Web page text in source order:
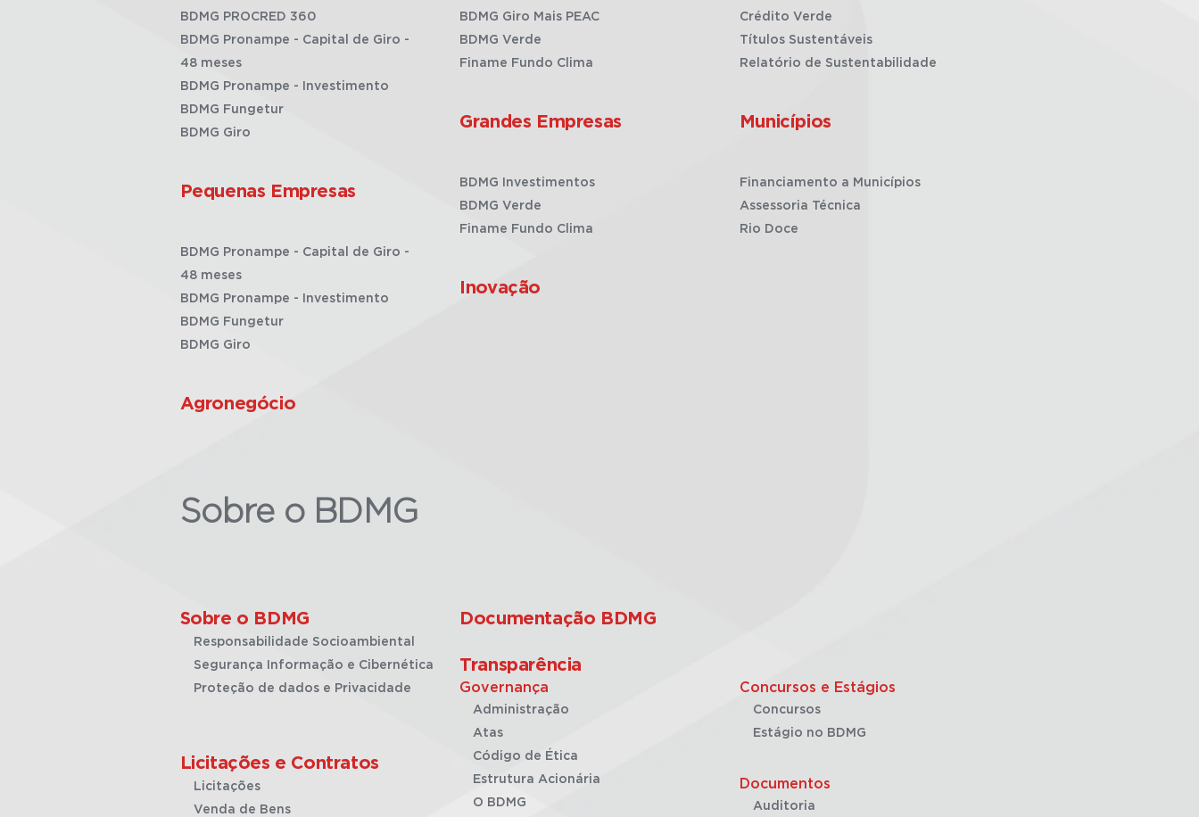
BDMG PROCRED 360
BDMG Pronampe - Capital de Giro -
48 meses
BDMG Pronampe - Investimento
BDMG Fungetur
BDMG Giro
Pequenas Empresas
BDMG Pronampe - Capital de Giro -
48 meses
BDMG Pronampe - Investimento
BDMG Fungetur
BDMG Giro
Agronegócio
BDMG Giro Mais PEAC
BDMG Verde
Finame Fundo Clima
Grandes Empresas
BDMG Investimentos
BDMG Verde
Finame Fundo Clima
Inovação
Crédito Verde
Títulos Sustentáveis
Relatório de Sustentabilidade
Municípios
Financiamento a Municípios
Assessoria Técnica
Rio Doce
Sobre o BDMG
Sobre o BDMG
Responsabilidade Socioambiental
Segurança Informação e Cibernética
Proteção de dados e Privacidade
Licitações e Contratos
Licitações
Venda de Bens
Documentação BDMG
Transparência
Governança
Administração
Atas
Código de Ética
Estrutura Acionária
O BDMG
Concursos e Estágios
Concursos
Estágio no BDMG
Documentos
Auditoria